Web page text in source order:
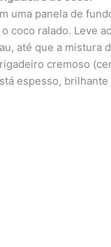
uma panela de
o coco ralado. Leve
até que a mistura
cremoso
espesso,